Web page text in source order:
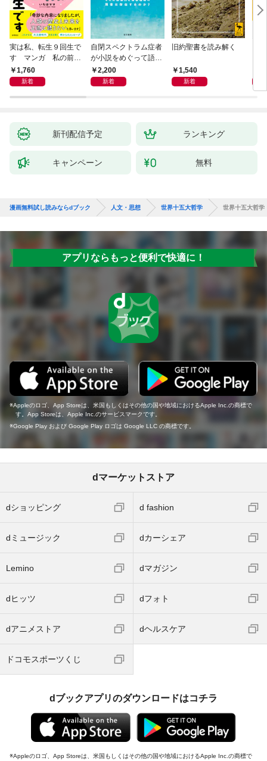
実は私、転生９回生で
す マンガ 私の前世
物語1,760
新着
自閉スペクトラム症者
が小説をめぐって語り
あう2,200
新着
旧約聖書を読み解く
1,540
新着
新刊配信予定 ランキング
キャンペーン 無料
漫画無料試し読みならdブック 人文・思想 世界十五大哲学 世界十五大哲学
アプリならもっと便利で快適に！
Appleのロゴ、App Storeは、米国もしくはその他の国や地域におけるApple Inc.の商標で
す。App Storeは、Apple Inc.のサービスマークです。
Google Play および Google Play ロゴは Google LLC の商標です。
dマーケットストア
dショッピング d fashion
dミュージック dカーシェア
Lemino dマガジン
dヒッツ dフォト
dアニメストア dヘルスケア
ドコモスポーツくじ
dブックアプリのダウンロードはコチラ
Appleのロゴ、App Storeは、米国もしくはその他の国や地域におけるApple Inc.の商標で